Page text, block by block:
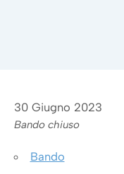
30 Giugno 2023
Bando chiuso
Bando